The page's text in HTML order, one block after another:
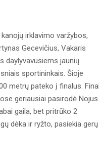
irklavimo varžybos,
Gecevičius, Vakaris
daylyvavusiems jaunių
sportininkais. Šioje
metrų pateko į finalus.
geriausiai pasirodė Nojus
gaila, bet pritrūko 2
dėka ir ryžto, pasiekia gerų